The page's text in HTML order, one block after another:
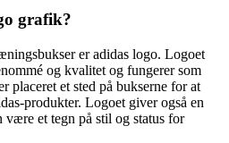
grafik?
er adidas logo. Logoet
og kvalitet og fungerer som
placeret et sted på bukserne for at
produkter. Logoet giver også en
et tegn på stil og status for